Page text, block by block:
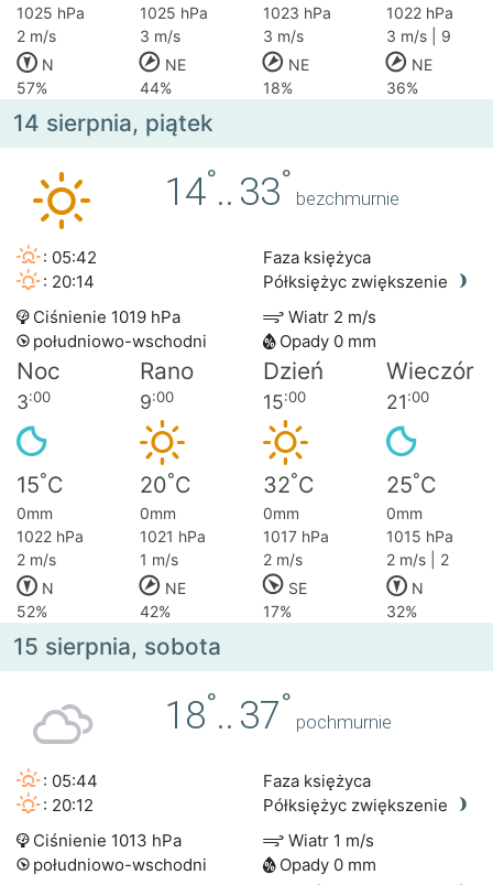
1025 hPa
1025 hPa 1023 hPa
1022 hPa
2 m/s
3 m/s 3 m/s
3 m/s | 9
N
NE NE
NE
57%
44% 18% 36%
14 sierpnia, piątek
14°.. 33°
bezchmurnie
: 05:42
: 20:14
Faza księżyca
Półksiężyc zwiększenie
Ciśnienie 1019 hPa
Wiatr 2 m/s
południowo-wschodni
Opady 0 mm
Noc Rano Dzień Wieczór
3:00 9:00 15:00 21:00
15°C 20°C 32°C 25°C
0mm 0mm 0mm
0mm
1022 hPa
1021 hPa 1017 hPa
1015 hPa
2 m/s
1 m/s 2 m/s
2 m/s | 2
N
NE SE
N
52%
42% 17% 32%
15 sierpnia, sobota
18°.. 37°
pochmurnie
: 05:44
: 20:12
Faza księżyca
Półksiężyc zwiększenie
Ciśnienie 1013 hPa
Wiatr 1 m/s
południowo-wschodni
Opady 0 mm